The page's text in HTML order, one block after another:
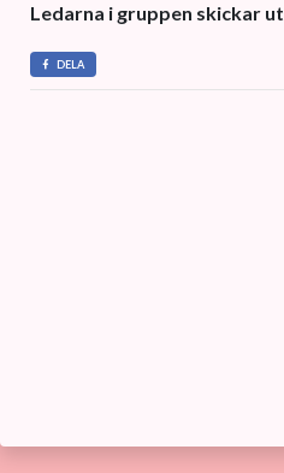
Ledarna i gruppen skickar
DELA